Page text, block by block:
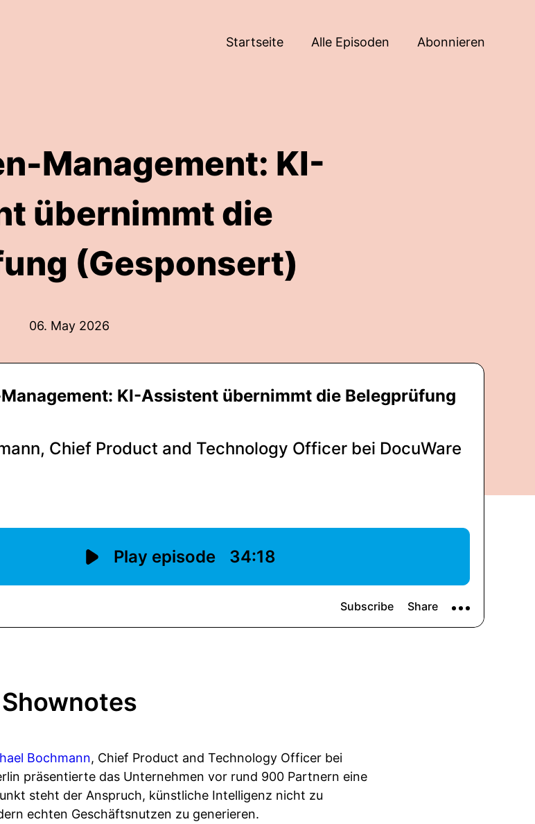
Startseite Alle Episoden Abonnieren
Management: KI-
übernimmt die
(Gesponsert)
06. May 2026
Shownotes
Bochmann, Chief Product and Technology Officer bei
präsentierte das Unternehmen vor rund 900 Partnern eine
steht der Anspruch, künstliche Intelligenz nicht zu
echten Geschäftsnutzen zu generieren.